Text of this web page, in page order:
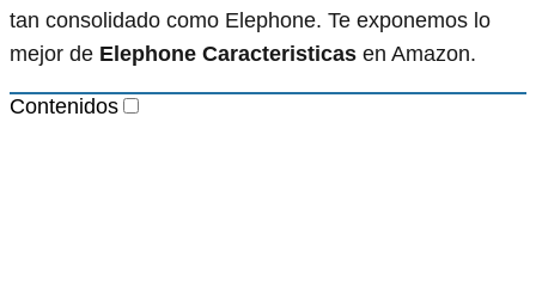
tan consolidado como Elephone. Te exponemos lo
mejor de Elephone Caracteristicas en Amazon.
Contenidos